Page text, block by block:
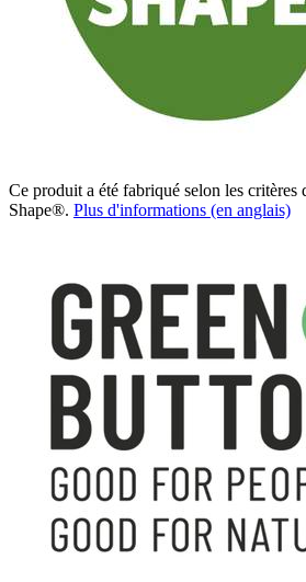
Ce produit a été fabriqué selon les critères
Shape®. Plus d'informations (en anglais)